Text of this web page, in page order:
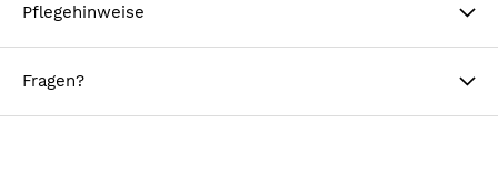
Pflegehinweise
Fragen?